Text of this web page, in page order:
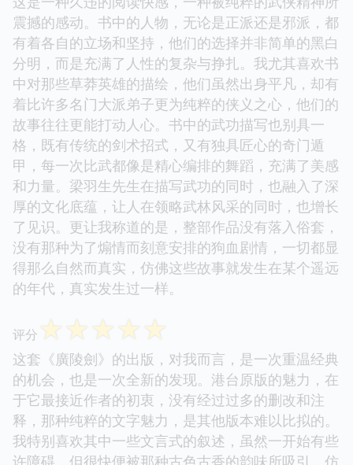
震撼的感动。书中的人物，无论是正派还是邪派，都
有着各自的立场和坚持，他们的选择并非简单的黑白
分明，而是充满了人性的复杂与挣扎。我尤其喜欢书
中对那些草莽英雄的描绘，他们虽然出身平凡，却有
着比许多名门大派弟子更为纯粹的侠义之心，他们的
故事往往更能打动人心。书中的武功描写也别具一
格，既有传统的剑术招式，又有独具匠心的奇门遁
甲，每一次比武都像是精心编排的舞蹈，充满了美感
和力量。梁羽生先生在描写武功的同时，也融入了深
厚的文化底蕴，让人在领略武林风采的同时，也增长
了见识。更让我称道的是，整部作品没有落入俗套，
没有那种为了煽情而刻意安排的狗血剧情，一切都显
得那么自然而真实，仿佛这些故事就发生在某个遥远
的年代，真实发生过一样。
评分 ☆☆☆☆☆
这套《廣陵劍》的出版，对我而言，是一次重温经典
的机会，也是一次全新的发现。港台原版的魅力，在
于它最接近作者的初衷，没有经过过多的删改和注
释，那种纯粹的文字魅力，是其他版本难以比拟的。
我特别喜欢其中一些文言式的叙述，虽然一开始有些
许障碍，但很快便被那种古色古香的韵味所吸引，仿